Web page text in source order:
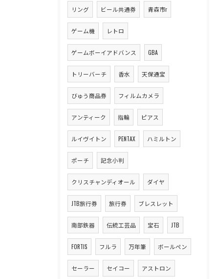
リング ビール共通券 青森市r
ゲーム機 レトロ
ゲームボーイアドバンス GBA
トリーバーチ 香水 天保通宝
びゅう商品券 フィルムカメラ
アンティーク 指輪 ピアス
ルイヴイトン PENTAX ハミルトン
ポーチ 記念小判
クリスチャンディオール ダイヤ
JTB旅行券 旅行券 ブレスレット
南部鉄器 伝統工芸品 宝石 JTB
FORTIS フルラ 万年筆 ボールペン
セーラー セイコー アストロン